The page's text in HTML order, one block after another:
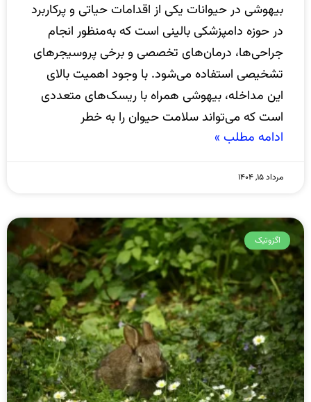
بیهوشی در حیوانات یکی از اقدامات حیاتی و پرکاربرد
در حوزه دامپزشکی بالینی است که به‌منظور انجام
جراحی‌ها، درمان‌های تخصصی و برخی پروسیجرهای
تشخیصی استفاده می‌شود. با وجود اهمیت بالای
این مداخله، بیهوشی همراه با ریسک‌های متعددی
است که می‌تواند سلامت حیوان را به خطر
ادامه مطلب »
مرداد ۱۵, ۱۴۰۴
اگزوتیک